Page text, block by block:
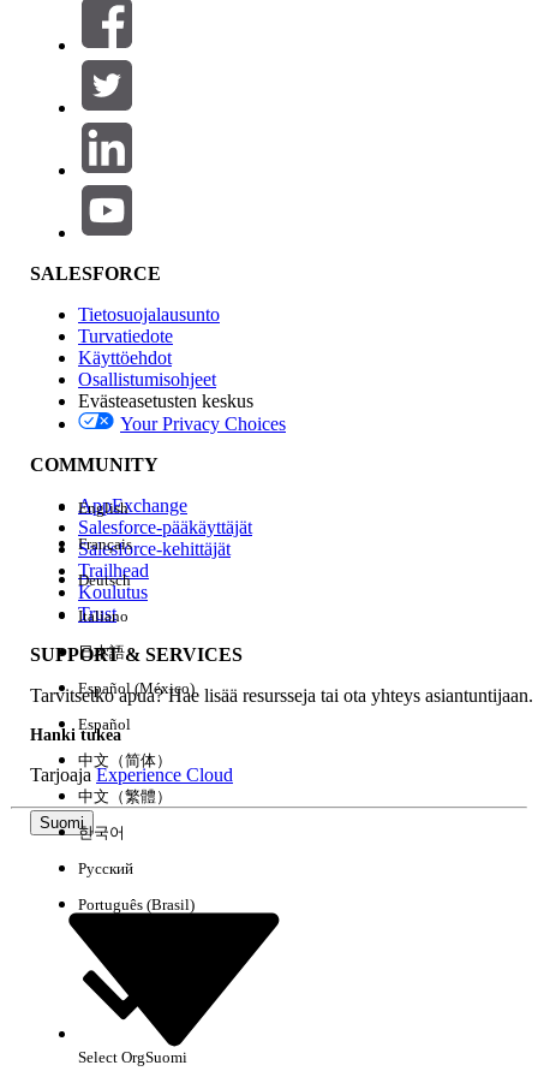
Suodattimet (0)
VALITSE SUODATTIMET
Tuotealue
Ominaisuuden vaikutus
Edition
Kokemus
Tyhjennä kaikki Valmis
SALESFORCE
Tietosuojalausunto
Turvatiedote
Käyttöehdot
Osallistumisohjeet
Evästeasetusten keskus
Your Privacy Choices
COMMUNITY
AppExchange
Salesforce-pääkäyttäjät
Salesforce-kehittäjät
Trailhead
Koulutus
Trust
SUPPORT & SERVICES
Tarvitsetko apua? Hae lisää resursseja tai ota yhteys asiantuntijaan.
Hanki tukea
TarjoajaExperience Cloud
Suomi
English
Français
Deutsch
Italiano
日本語
Español (México)
Español
中文（简体）
中文（繁體）
한국어
Русский
Português (Brasil)
Select OrgSuomi